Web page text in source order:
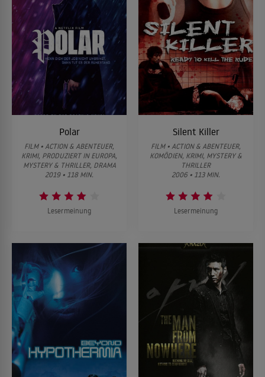
Polar
FILM • ACTION & ABENTEUER,
KRIMI, PRODUZIERT IN EUROPA,
MYSTERY & THRILLER, DRAMA
2019 • 118 MIN.
Lesermeinung
Silent Killer
FILM • ACTION & ABENTEUER,
KOMÖDIEN, KRIMI, MYSTERY &
THRILLER
2006 • 113 MIN.
Lesermeinung